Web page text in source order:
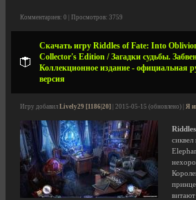
Комментариев: 0 | Просмотров: 3759
Скачать игру Riddles of Fate: Into
Collector's Edition / Загадки судьбы.
Коллекционное издание - официальная
версия
Игру добавил Lively29 [1186|20] | 2015-05-15 (обновлено) | Я